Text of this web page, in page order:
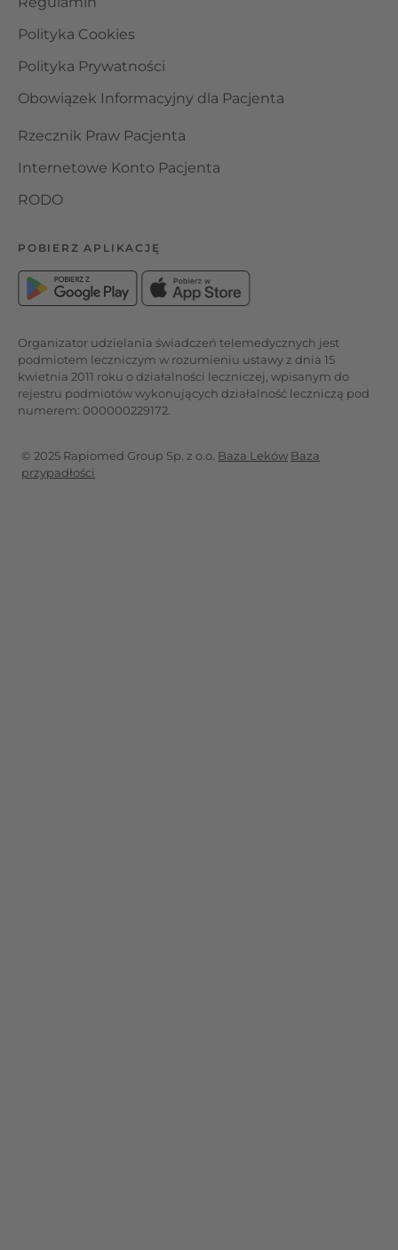
Polityka Cookies
Polityka Prywatności
Obowiązek Informacyjny dla Pacjenta
Rzecznik Praw Pacjenta
Internetowe Konto Pacjenta
RODO
POBIERZ APLIKACJĘ
Organizator udzielania świadczeń telemedycznych jest
podmiotem leczniczym w rozumieniu ustawy z dnia 15
kwietnia 2011 roku o działalności leczniczej, wpisanym do
rejestru podmiotów wykonujących działalność leczniczą pod
numerem: 000000229172.
© 2025 Rapiomed Group Sp. z o.o. Baza Leków Baza
przypadłości